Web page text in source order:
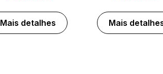
Mais detalhes Mais